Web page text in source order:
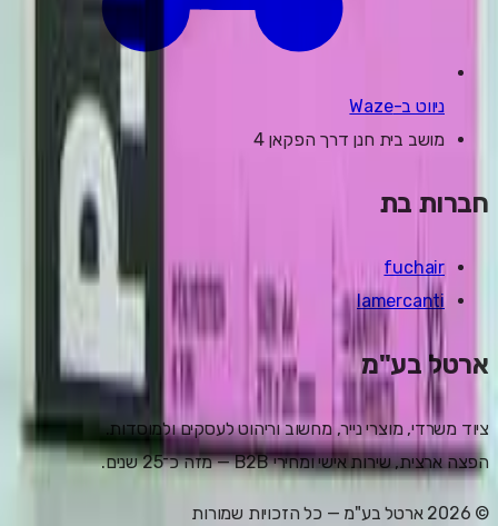
ניווט ב-Waze
מושב בית חנן דרך הפקאן 4
חברות בת
fuchair
lamercanti
ארטל בע"מ
ציוד משרדי, מוצרי נייר, מחשוב וריהוט לעסקים ולמוסדות.
הפצה ארצית, שירות אישי ומחירי B2B — מזה כ־25 שנים.
©
2026 ארטל בע"מ — כל הזכויות שמורות